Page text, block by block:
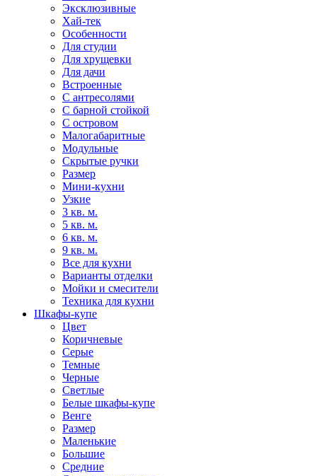
Эксклюзивные
Хай-тек
Особенности
Для студии
Для хрущевки
Для дачи
Встроенные
С антресолями
С барной стойкой
С островом
Малогабаритные
Модульные
Скрытые ручки
Размер
Мини-кухни
Узкие
3 кв. м.
5 кв. м.
6 кв. м.
9 кв. м.
Все для кухни
Варианты отделки
Мойки и смесители
Техника для кухни
Шкафы-купе
Цвет
Коричневые
Серые
Темные
Черные
Светлые
Белые шкафы-купе
Венге
Размер
Маленькие
Большие
Средние